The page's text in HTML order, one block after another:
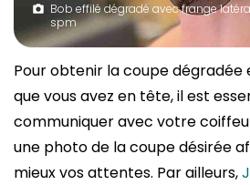
Bob effilé dégradé avec frange
spm
Pour obtenir la coupe
que vous avez en tête, il est
communiquer avec votre
une photo de la coupe désirée
mieux vos attentes. Par ailleurs,